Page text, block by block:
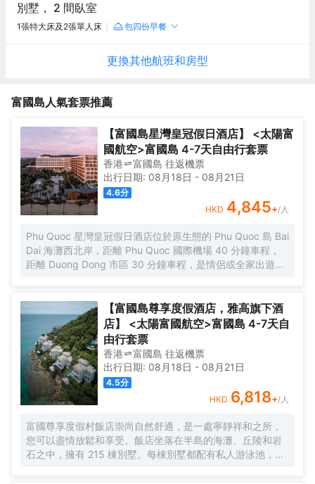
別墅， 2 間臥室
1張特大床及2張單人床 包四份早餐
更換其他航班和房型
富國島人氣套票推薦
【富國島星灣皇冠假日酒店】 <太陽富
國航空>富國島 4-7天自由行套票
香港 富國島 往返機票
出行日期: 08月18日 - 08月21日
4.6分
HKD 4,845+/人
Phu Quoc 星灣皇冠假日酒店位於原生態的 Phu Quoc 島 Bai
Dai 海灘西北岸，距離 Phu Quoc 國際機場 40 分鐘車程，
距離 Duong Dong 市區 30 分鐘車程，是情侶或全家出遊的
的聚會和活動設施.
【富國島尊享度假酒店，雅高旗下酒
店】 <太陽富國航空>富國島 4-7天自
由行套票
香港 富國島 往返機票
出行日期: 08月18日 - 08月21日
4.5分
HKD 6,818+/人
富國尊享度假村飯店崇尚自然舒適，是一處寧靜祥和之所，
您可以盡情放鬆和享受。飯店坐落在半島的海灘、丘陵和岩
石之中，擁有 215 棟別墅。每棟別墅都配有私人游泳池，設